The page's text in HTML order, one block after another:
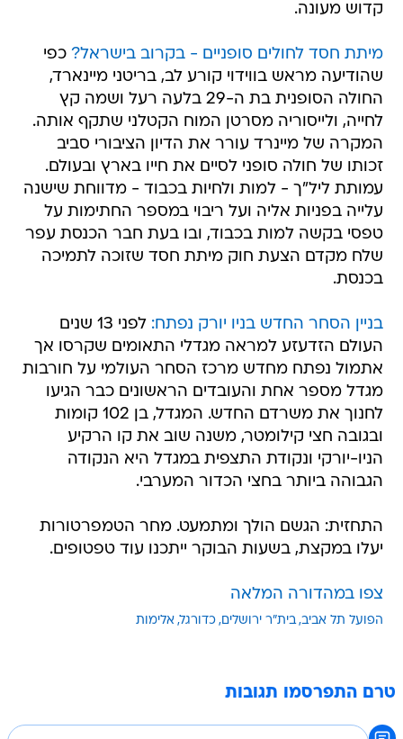
קדוש מעונה.
מיתת חסד לחולים סופניים - בקרוב בישראל? כפי
שהודיעה מראש בווידוי קורע לב, בריטני מיינארד,
החולה הסופנית בת ה-29 בלעה רעל ושמה קץ
לחייה, ולייסוריה מסרטן המוח הקטלני שתקף אותה.
המקרה של מיינרד עורר את הדיון הציבורי סביב
זכותו של חולה סופני לסיים את חייו בארץ ובעולם.
עמותת ליל"ך - למות ולחיות בכבוד - מדווחת שישנה
עלייה בפניות אליה ועל ריבוי במספר החתימות על
טפסי בקשה למות בכבוד, ובו בעת חבר הכנסת עפר
שלח מקדם הצעת חוק מיתת חסד שזוכה לתמיכה
בכנסת.
בניין הסחר החדש בניו יורק נפתח:
לפני 13 שנים
העולם הזדעזע למראה מגדלי התאומים שקרסו אך
אתמול נפתח מחדש מרכז הסחר העולמי על חורבות
מגדל מספר אחת והעובדים הראשונים כבר הגיעו
לחנוך את משרדם החדש. המגדל, בן 102 קומות
ובגובה חצי קילומטר, משנה שוב את קו הרקיע
הניו-יורקי ונקודת התצפית במגדל היא הנקודה
הגבוהה ביותר בחצי הכדור המערבי.
התחזית: הגשם הולך ומתמעט. מחר הטמפרטורות
יעלו במקצת, בשעות הבוקר ייתכנו עוד טפטופים.
צפו במהדורה המלאה
הפועל תל אביב בית"ר ירושלים כדורגל אלימות
טרם התפרסמו תגובות